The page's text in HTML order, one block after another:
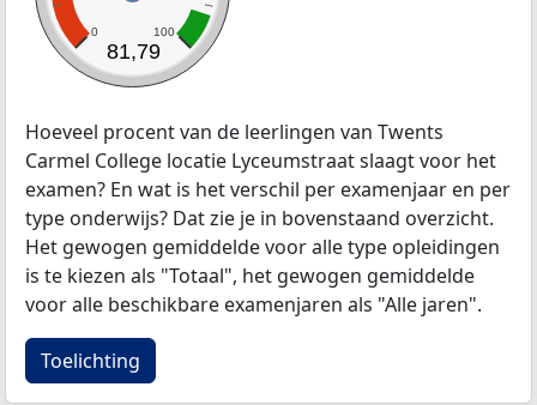
0 100
81,79
Hoeveel procent van de leerlingen van Twents
Carmel College locatie Lyceumstraat slaagt voor het
examen? En wat is het verschil per examenjaar en per
type onderwijs? Dat zie je in bovenstaand overzicht.
Het gewogen gemiddelde voor alle type opleidingen
is te kiezen als "Totaal", het gewogen gemiddelde
voor alle beschikbare examenjaren als "Alle jaren".
Toelichting